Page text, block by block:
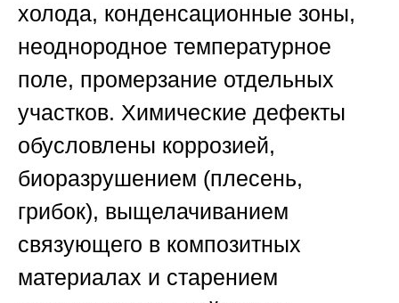
холода, конденсационные зоны,
неоднородное температурное
поле, промерзание отдельных
участков. Химические дефекты
обусловлены коррозией,
биоразрушением (плесень,
грибок), выщелачиванием
связующего в композитных
материалах и старением